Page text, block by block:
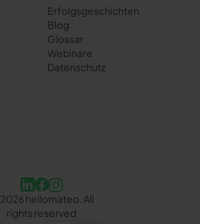
Erfolgs­geschichten
Blog
Glossar
Webinare
Datenschutz
2026 hellomateo. All
rights reserved